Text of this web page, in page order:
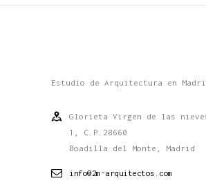
Estudio de Arquitectura en
Glorieta Virgen de las
1, C.P.28660
Boadilla del Monte, Madrid
info@2m-arquitectos.com